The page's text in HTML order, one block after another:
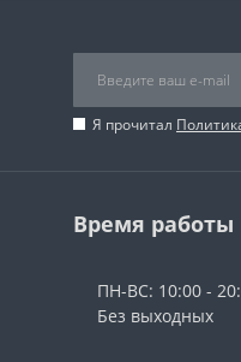
Я прочитал
Время работы
ПН-ВС: 10:00 -
Без выходных